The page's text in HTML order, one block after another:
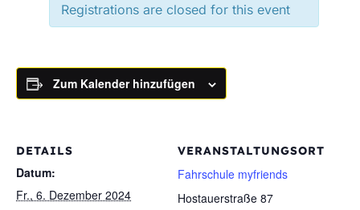
Registrations are closed for this event
Zum Kalender hinzufügen
DETAILS
Datum:
Fr., 6. Dezember 2024
VERANSTALTUNGSORT
Fahrschule myfriends
Hostauerstraße 87